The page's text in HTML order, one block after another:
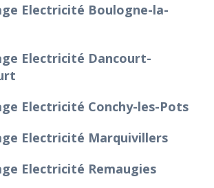
Electricité Boulogne-la-
Electricité Dancourt-
Electricité Conchy-les-Pots
Electricité Marquivillers
Electricité Remaugies